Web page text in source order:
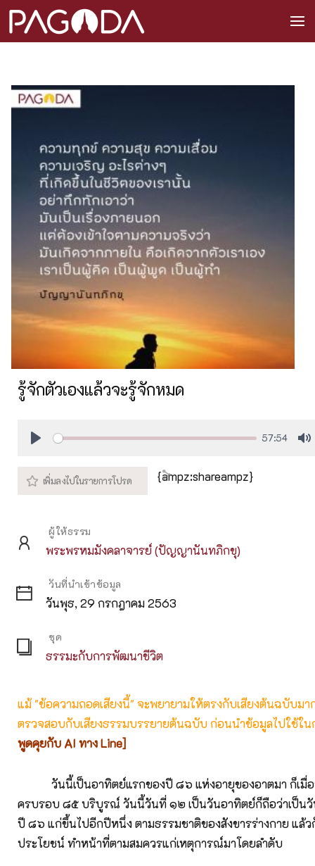
รู้จักตัวเองแล้วจะรู้จักหมด
57:54
{ampz:shareampz}
ผู้ให้ธรรม
พระพรหมมังคลาจารย์ (ปัญญานันทภิกขุ)
วันที่นำเข้าข้อมูล
วันพุธ, 29 กรกฎาคม 2563
ชุด
ธรรมะกับการพัฒนาชีวิต
แม้ "ข้อความถอดเสียงนี้" จะพยายามให้ตรงกับเสียงต้นฉบับม
ตรวจสอบกับเสียงธรรมบรรยายต้นฉบับ ก่อนนำข้อมูลไปใช้ใน
พูดคุยกับ AI ทาง Line]
วันนี้เป็นอาทิตย์แรกของปี ๘๖ แห่งอายุของอาตมา ก็เมื่อ
ครบรอบ ๘๕ บริบูรณ์ วันนี้วันที่ ๑๒ เป็นวันอาทิตย์ก็ถือว่าเป็น
ปี ๘๖ แก่ขึ้นไปอีกปีหนึ่ง ตามธรรมชาติของสังขารร่างกาย แล้ว
ประโยชน์ ทำหน้าที่ตามสมควรแก่เหตุการณ์มาโดยลำดับ